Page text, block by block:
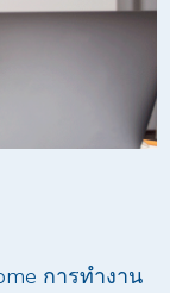
การทำงาน